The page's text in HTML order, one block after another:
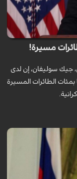
مسيرة!
جيك سوليفان، إن لدى
الطائرات المسيرة